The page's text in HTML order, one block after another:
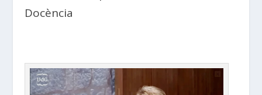
Docència